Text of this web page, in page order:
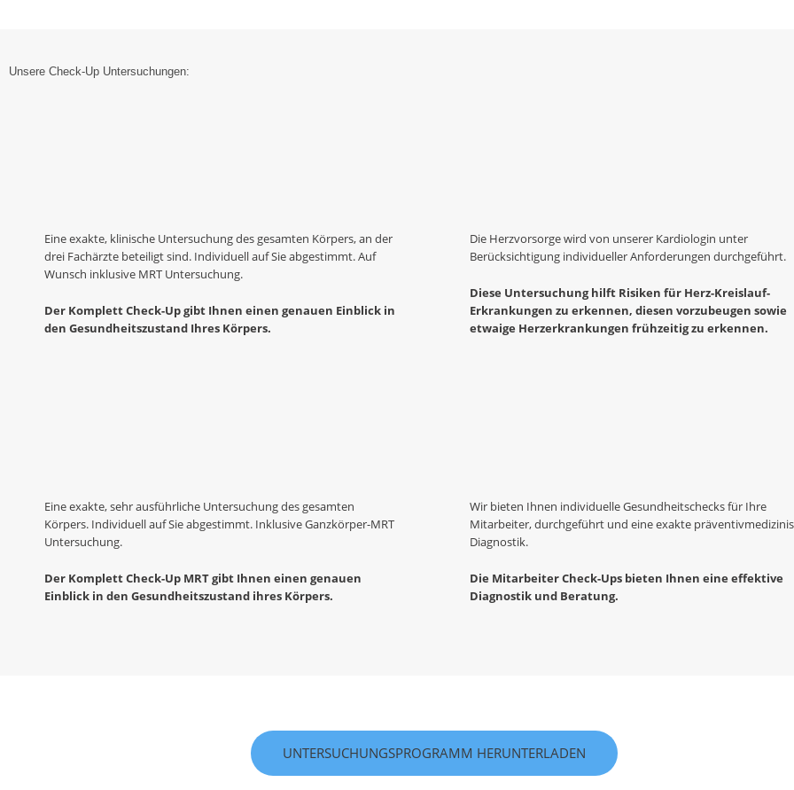
Unsere Check-Up Untersuchungen:
Eine exakte, klinische Untersuchung des gesamten Körpers, an der
drei Fachärzte beteiligt sind. Individuell auf Sie abgestimmt. Auf
Wunsch inklusive MRT Untersuchung.
Der Komplett Check-Up gibt Ihnen einen genauen Einblick in
den Gesundheitszustand Ihres Körpers.
Die Herzvorsorge wird von unserer Kardiologin unter
Berücksichtigung individueller Anforderungen durchgeführt.
Diese Untersuchunghilft Risiken für Herz-Kreislauf-
Erkrankungen zu erkennen, diesen vorzubeugen sowie
etwaige Herzerkrankungen frühzeitig zu erkennen.
Eine exakte, sehr ausführliche Untersuchung des gesamten
Körpers. Individuell auf Sie abgestimmt. Inklusive Ganzkörper-MRT
Untersuchung.
Der Komplett Check-Up MRT gibt Ihnen einen genauen
Einblick in den Gesundheitszustand ihres Körpers.
Wir bieten Ihnen individuelle Gesundheitschecks für Ihre
Mitarbeiter, durchgeführt und eine exakte
Diagnostik.
Die Mitarbeiter Check-Ups bieten Ihnen eine effektive
Diagnostik und Beratung.
UNTERSUCHUNGSPROGRAMM HERUNTERLADEN